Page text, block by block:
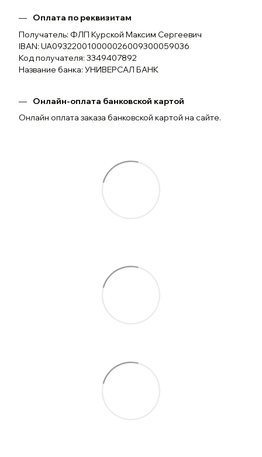
Оплата по реквизитам
Получатель: ФЛП Курской Максим Сергеевич
IBAN: UA093220010000026009300059036
Код получателя: 3349407892
Название банка: УНИВЕРСАЛ БАНК
Онлайн-оплата банковской картой
Онлайн оплата заказа банковской картой на сайте.